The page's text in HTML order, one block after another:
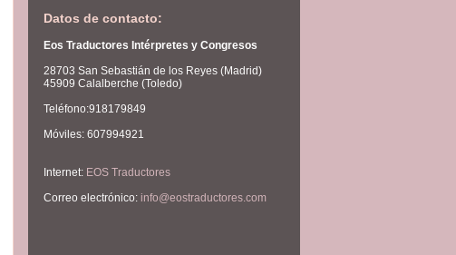
Datos de contacto:
Eos Traductores Intérpretes y Congresos
28703 San Sebastián de los Reyes (Madrid)
45909 Calalberche (Toledo)
Teléfono:918179849
Móviles: 607994921
Internet: EOS Traductores
Correo electrónico: info@eostraductores.com